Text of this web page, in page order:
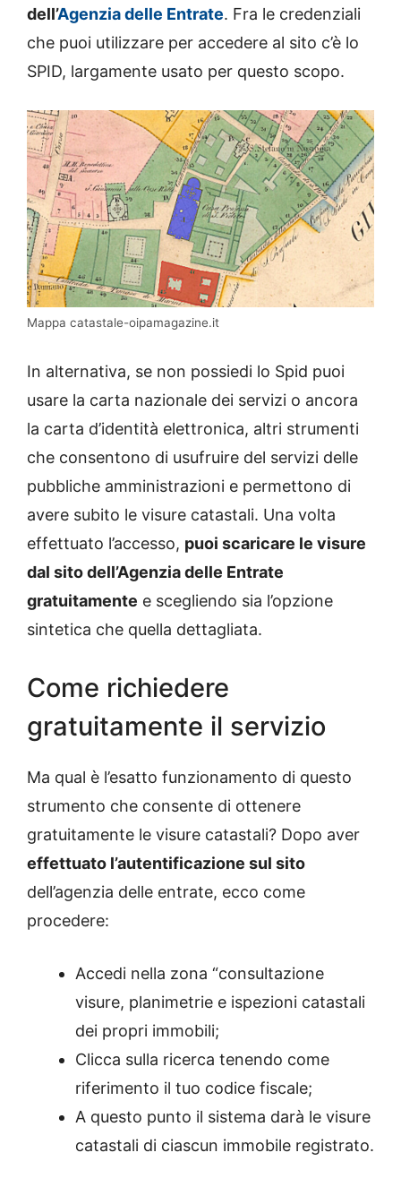
dell’Agenzia delle Entrate. Fra le credenziali
che puoi utilizzare per accedere al sito c’è lo
SPID, largamente usato per questo scopo.
Mappa catastale-oipamagazine.it
In alternativa, se non possiedi lo Spid puoi
usare la carta nazionale dei servizi o ancora
la carta d’identità elettronica, altri strumenti
che consentono di usufruire del servizi delle
pubbliche amministrazioni e permettono di
avere subito le visure catastali. Una volta
effettuato l’accesso, puoi scaricare le visure
dal sito dell’Agenzia delle Entrate
gratuitamente e scegliendo sia l’opzione
sintetica che quella dettagliata.
Come richiedere
gratuitamente il servizio
Ma qual è l’esatto funzionamento di questo
strumento che consente di ottenere
gratuitamente le visure catastali? Dopo aver
effettuato l’autentificazione sul sito
dell’agenzia delle entrate, ecco come
procedere:
Accedi nella zona “consultazione
visure, planimetrie e ispezioni catastali
dei propri immobili;
Clicca sulla ricerca tenendo come
riferimento il tuo codice fiscale;
A questo punto il sistema darà le visure
catastali di ciascun immobile registrato.